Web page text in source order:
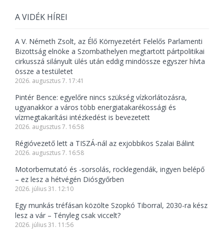
A VIDÉK HÍREI
A V. Németh Zsolt, az Élő Környezetért Felelős Parlamenti
Bizottság elnöke a Szombathelyen megtartott pártpolitikai
cirkusszá silányult ülés után eddig mindössze egyszer hívta
össze a testületet
2026. augusztus 7. 17:41
Pintér Bence: egyelőre nincs szükség vízkorlátozásra,
ugyanakkor a város több energiatakarékossági és
vízmegtakarítási intézkedést is bevezetett
2026. augusztus 7. 16:58
Régióvezető lett a TISZÁ-nál az exjobbikos Szalai Bálint
2026. augusztus 7. 16:58
Motorbemutató és -sorsolás, rocklegendák, ingyen belépő
– ez lesz a hétvégén Diósgyőrben
2026. július 31. 12:10
Egy munkás tréfásan közölte Szopkó Tiborral, 2030-ra kész
lesz a vár – Tényleg csak viccelt?
2026. július 31. 11:56